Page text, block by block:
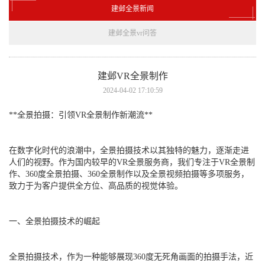
建邺全景新闻
建邺全景vr问答
建邺VR全景制作
2024-04-02 17:10:59
**全景拍摄：引领VR全景制作新潮流**
在数字化时代的浪潮中，全景拍摄技术以其独特的魅力，逐渐走进
人们的视野。作为国内较早的VR全景服务商，我们专注于VR全景制
作、360度全景拍摄、360全景制作以及全景视频拍摄等多项服务，
致力于为客户提供全方位、高品质的视觉体验。
一、全景拍摄技术的崛起
全景拍摄技术，作为一种能够展现360度无死角画面的拍摄手法，近